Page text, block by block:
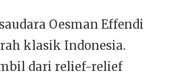
Oesman Effendi
klasik Indonesia.
dari relief-relief